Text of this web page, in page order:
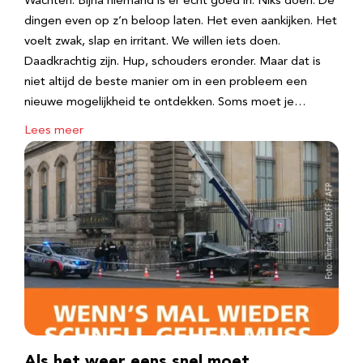
dingen even op z’n beloop laten. Het even aankijken. Het
voelt zwak, slap en irritant. We willen iets doen.
Daadkrachtig zijn. Hup, schouders eronder. Maar dat is
niet altijd de beste manier om in een probleem een
nieuwe mogelijkheid te ontdekken. Soms moet je…
Lees meer